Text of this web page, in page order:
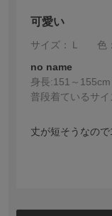
可愛い
サイズ：Ｌ
色
no name
身長:151～155cm
普段着ているサイ
丈が短そうなの